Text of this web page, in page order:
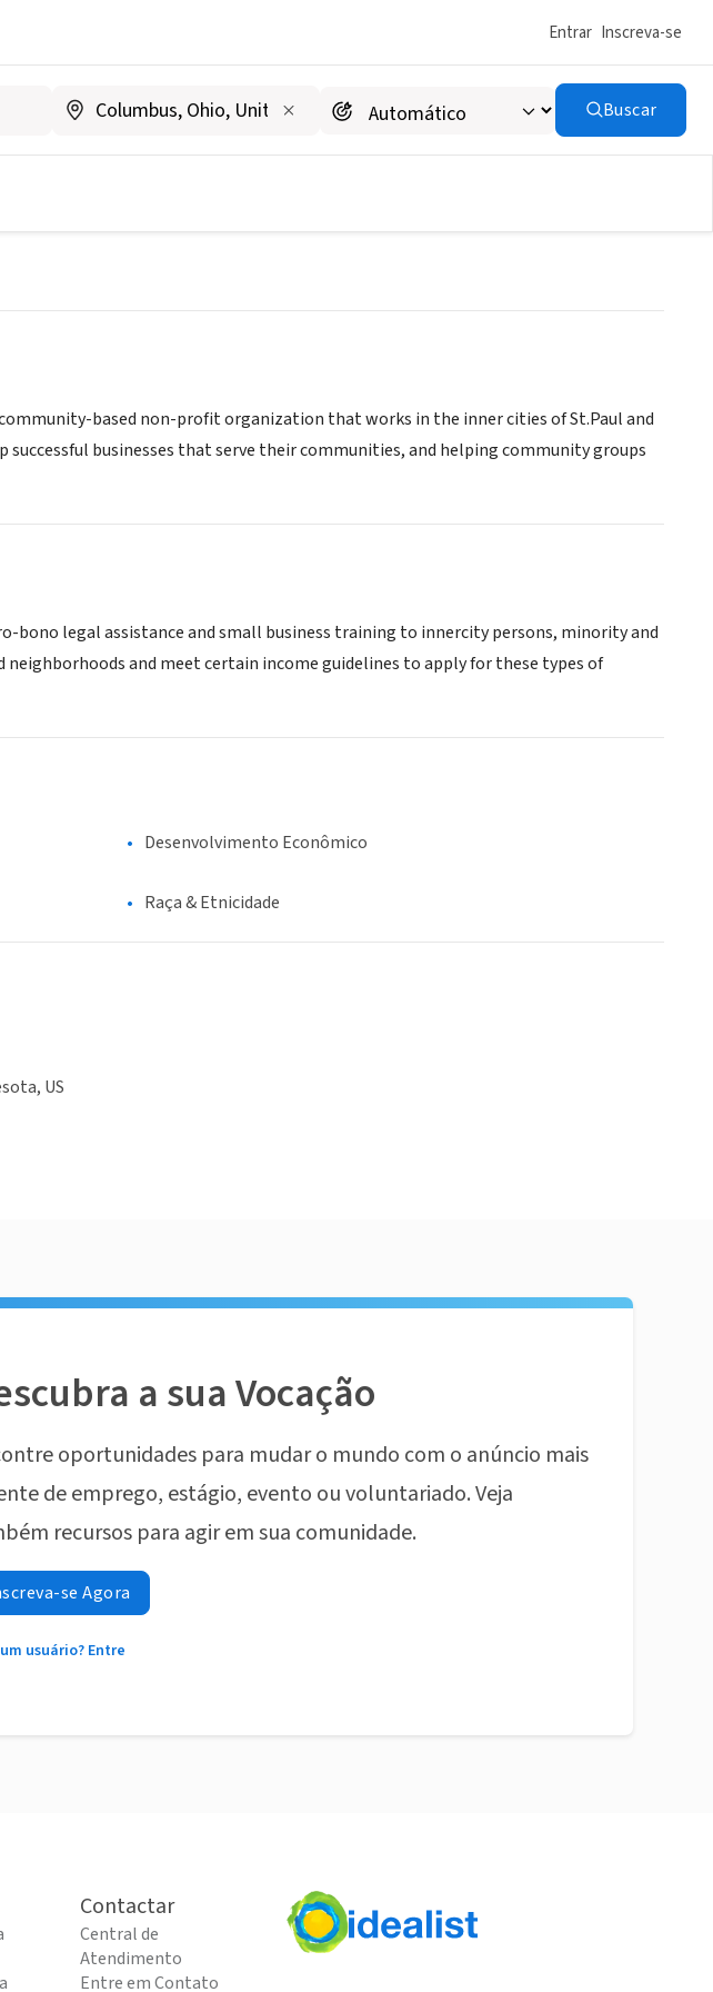
Entrar Inscreva-se
Buscar
Center
based non-profit organization that works in the inner cities of St.Paul and
businesses that serve their communities, and helping community groups
bono legal assistance and small business training to innercity persons, minority and
and meet certain income guidelines to apply for these types of
Desenvolvimento Econômico
Raça & Etnicidade
US
a sua Vocação
oportunidades para mudar o mundo com o anúncio mais
de emprego, estágio, evento ou voluntariado. Veja
recursos para agir em sua comunidade.
se Agora
usuário? Entre
Contactar
Central de
Atendimento
Entre em Contato